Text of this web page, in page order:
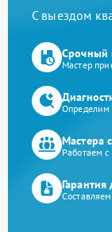
С выездом
Срочный
Мастер
Определим
Мастера
Работаем